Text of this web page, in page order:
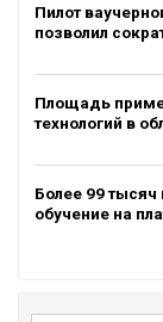
Пилот
позволил
Площадь
технологий в
Более 99
обучение на